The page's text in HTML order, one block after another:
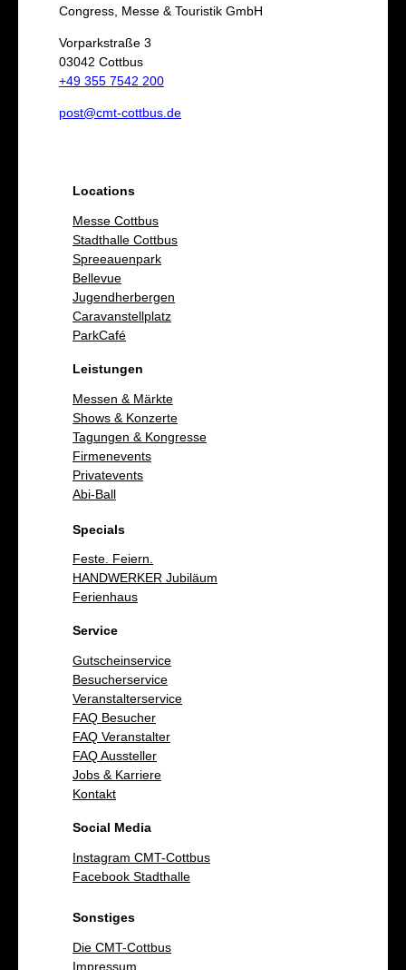
h
e
n
Congress, Messe & Touristik GmbH
Vorparkstraße 3
03042 Cottbus
+49 355 7542 200
post@cmt-cottbus.de
Locations
Messe Cottbus
Stadthalle Cottbus
Spreeauenpark
Bellevue
Jugendherbergen
Caravanstellplatz
ParkCafé
Leistungen
Messen & Märkte
Shows & Konzerte
Tagungen & Kongresse
Firmenevents
Privatevents
Abi-Ball
Specials
Feste. Feiern.
HANDWERKER Jubiläum
Ferienhaus
Service
Gutscheinservice
Besucherservice
Veranstalterservice
FAQ Besucher
FAQ Veranstalter
FAQ Aussteller
Jobs & Karriere
Kontakt
Social Media
Instagram CMT-Cottbus
Facebook Stadthalle
Sonstiges
Die CMT-Cottbus
Impressum